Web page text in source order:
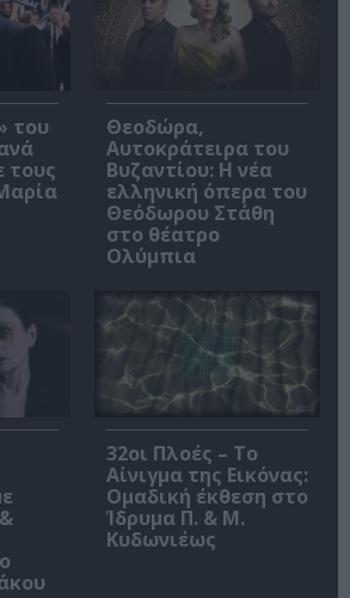
του
τους
Θεοδώρα,
Αυτοκράτειρα του
Βυζαντίου: Η νέα
ελληνική όπερα του
Θεόδωρου Στάθη
στο θέατρο
Ολύμπια
32οι Πλοές – Το
Αίνιγμα της Εικόνας:
Ομαδική έκθεση στο
Ίδρυμα Π. & Μ.
Κυδωνιέως